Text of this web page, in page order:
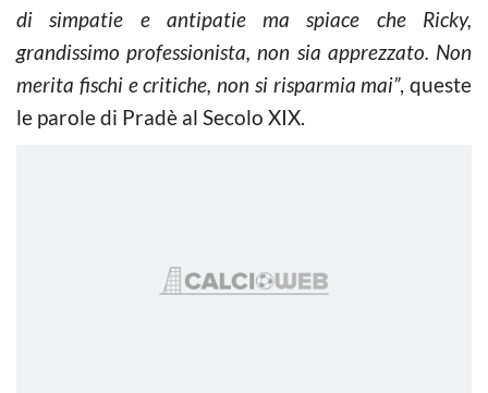
di simpatie e antipatie ma spiace che Ricky,
grandissimo professionista, non sia apprezzato. Non
merita fischi e critiche, non si risparmia mai”, queste
le parole di Pradè al Secolo XIX.